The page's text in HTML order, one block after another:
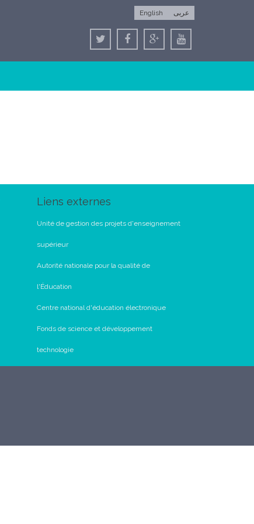
English عربى
Liens externes
Unité de gestion des projets d'enseignement
supérieur
Autorité nationale pour la qualité de
l'Éducation
Centre national d'éducation électronique
Fonds de science et développement
technologie